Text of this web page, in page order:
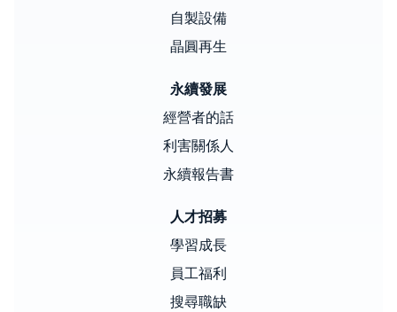
自製設備
晶圓再生
永續發展
經營者的話
利害關係人
永續報告書
人才招募
學習成長
員工福利
搜尋職缺